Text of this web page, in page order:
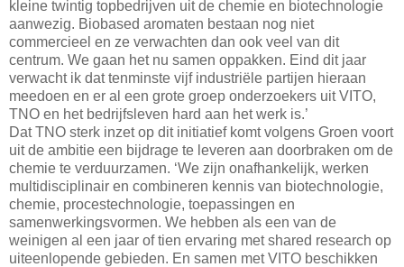
kleine twintig topbedrijven uit de chemie en biotechnologie
aanwezig. Biobased aromaten bestaan nog niet
commercieel en ze verwachten dan ook veel van dit
centrum. We gaan het nu samen oppakken. Eind dit jaar
verwacht ik dat tenminste vijf industriële partijen hieraan
meedoen en er al een grote groep onderzoekers uit VITO,
TNO en het bedrijfsleven hard aan het werk is.’
Dat TNO sterk inzet op dit initiatief komt volgens Groen voort
uit de ambitie een bijdrage te leveren aan doorbraken om de
chemie te verduurzamen. ‘We zijn onafhankelijk, werken
multidisciplinair en combineren kennis van biotechnologie,
chemie, procestechnologie, toepassingen en
samenwerkingsvormen. We hebben als een van de
weinigen al een jaar of tien ervaring met shared research op
uiteenlopende gebieden. En samen met VITO beschikken